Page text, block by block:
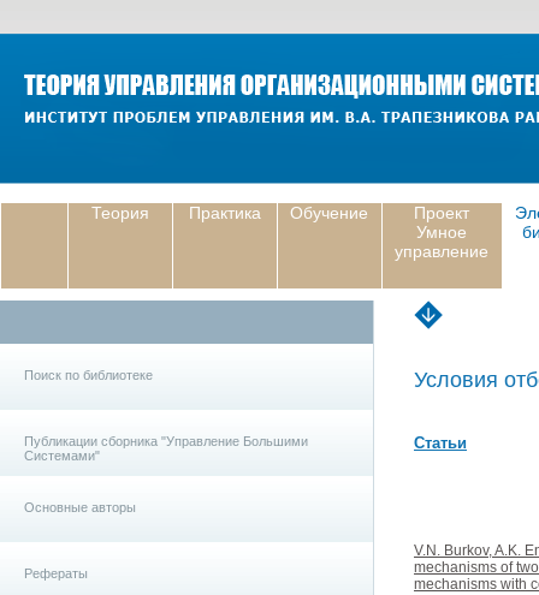
Теория Практика Обучение
Проект
Умное
управление
Поиск по библиотеке
Публикации сборника "Управление Большими
Системами"
Основные авторы
Рефераты
Условия
Статьи
V.N. Burkov, A.K.
mechanisms of
mechanisms with